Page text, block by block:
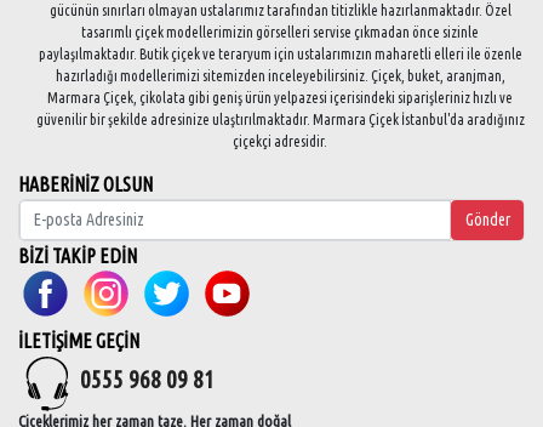
gücünün sınırları olmayan ustalarımız tarafından titizlikle hazırlanmaktadır. Özel
tasarımlı çiçek modellerimizin görselleri servise çıkmadan önce sizinle
paylaşılmaktadır. Butik çiçek ve teraryum için ustalarımızın maharetli elleri ile özenle
hazırladığı modellerimizi sitemizden inceleyebilirsiniz. Çiçek, buket, aranjman,
Marmara Çiçek, çikolata gibi geniş ürün yelpazesi içerisindeki siparişleriniz hızlı ve
güvenilir bir şekilde adresinize ulaştırılmaktadır. Marmara Çiçek İstanbul'da aradığınız
çiçekçi adresidir.
HABERİNİZ OLSUN
Gönder
BİZİ TAKİP EDİN
İLETİŞİME GEÇİN
0555 968 09 81
Çiçeklerimiz her zaman taze. Her zaman doğal